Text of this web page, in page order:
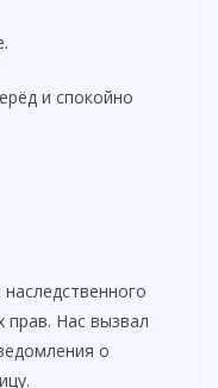
и спокойно
Нас вызвал
о